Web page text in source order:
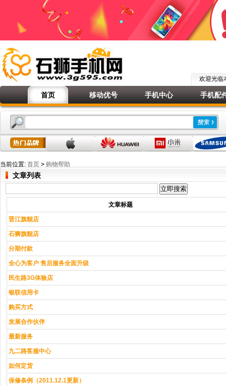
欢迎光
首页 移动优号 手机中心 手机配
当前位置: 首页 > 购物帮助
文章列表
文章标题
晋江旗舰店
石狮旗舰店
分期付款
全心为客户 售后服务全面升级
民生路3G体验店
银联信用卡
购买方式
发展合作伙伴
最新服务
九二路客服中心
如何定货
保修条例（2011.12.1更新）